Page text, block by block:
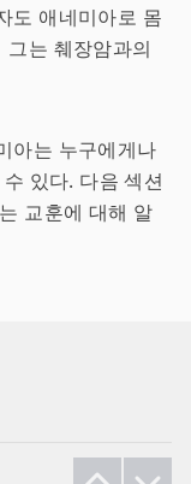
도 애네미아로 몸
는 췌장암과의
아는 누구에게나
있다. 다음 섹션
교훈에 대해 알